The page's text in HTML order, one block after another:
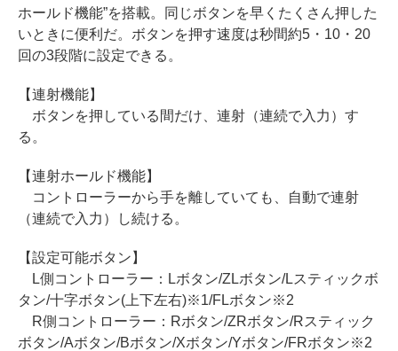
ホールド機能”を搭載。同じボタンを早くたくさん押した
いときに便利だ。ボタンを押す速度は秒間約5・10・20
回の3段階に設定できる。
【連射機能】
ボタンを押している間だけ、連射（連続で入力）す
る。
【連射ホールド機能】
コントローラーから手を離していても、自動で連射
（連続で入力）し続ける。
【設定可能ボタン】
L側コントローラー：Lボタン/ZLボタン/Lスティックボ
タン/十字ボタン(上下左右)※1/FLボタン※2
R側コントローラー：Rボタン/ZRボタン/Rスティック
ボタン/Aボタン/Bボタン/Xボタン/Yボタン/FRボタン※2